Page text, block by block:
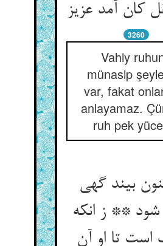
کان آمد عزیز
3260
Vahiy
münasip
var, fakat
anlayamaz.
ruh pek
بیند گهی
شود ** ز انکه
است تا او آن